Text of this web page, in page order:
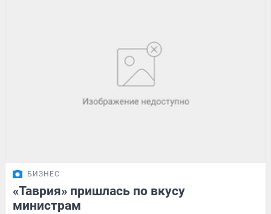
БИЗНЕС
«Таврия» пришлась по вкусу
министрам